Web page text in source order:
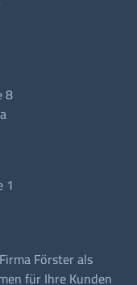
8
1
Förster als
für Ihre Kunden